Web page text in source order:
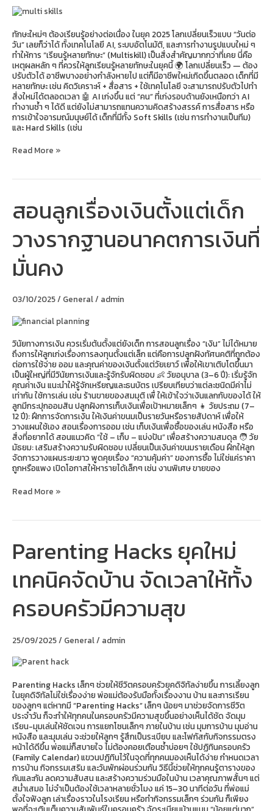
ทักษะใหม่ๆ ต้องเรียนรู้อย่างต่อเนื่อง ในยุค 2025 โลกเปลี่ยนเร็วแบบ “วันต่อ
วัน” เลยก็ว่าได้ ทั้งเทคโนโลยี AI, ระบบอัตโนมัติ, และการทำงานรูปแบบใหม่ ๆ
ทำให้การ “เรียนรู้หลายทักษะ” (Multiskill) เป็นสิ่งสำคัญมากกว่าที่เคย นี่คือ
เหตุผลหลัก ๆ ที่ควรให้ลูกเรียนรู้หลายทักษะในยุคนี้ 🌍 โลกเปลี่ยนเร็ว — ต้อง
ปรับตัวได้ อาชีพบางอย่างกำลังหายไป แต่ก็มีอาชีพใหม่เกิดขึ้นตลอด เด็กที่มี
หลายทักษะ เช่น คิดวิเคราะห์ + สื่อสาร + ใช้เทคโนโลยี จะสามารถปรับตัวไปทำ
สิ่งใหม่ได้ตลอดเวลา 🤖 AI เก่งขึ้น แต่ “คน” ที่เก่งรอบด้านยังเหนือกว่า AI
ทำงานซ้ำ ๆ ได้ดี แต่ยังไม่สามารถแทนความคิดสร้างสรรค์ การสื่อสาร หรือ
การเข้าใจอารมณ์มนุษย์ได้ เด็กที่มีทั้ง Soft Skills (เช่น การทำงานเป็นทีม)
และ Hard Skills (เช่น
ใน
2025?
Read More »
สอนลูกเรื่องเงินตั้งแต่เด็ก
วางรากฐานอนาคตการเงินที่
มั่นคง
03/10/2025/ General/ admin
วินัยทางการเงิน ควรเริ่มต้นตั้งแต่ยังเด็ก การสอนลูกเรื่อง “เงิน” ไม่ได้หมาย
ถึงการให้ลูกเก่งเรื่องการลงทุนตั้งแต่เล็ก แต่คือการปลูกฝังทัศนคติที่ถูกต้อง
ต่อการใช้จ่าย ออม และคุณค่าของเงินตั้งแต่วัยเยาว์ เพื่อให้เขาเติบโตขึ้นมา
เป็นผู้ใหญ่ที่มีวินัยการเงินและรู้จักรับผิดชอบ 👶 วัยอนุบาล (3–6 ปี): เริ่มรู้จัก
คุณค่าเงิน แนะนำให้รู้จักเหรียญและธนบัตร เปรียบเทียบว่าแต่ละชนิดมีค่าไม่
เท่ากัน ใช้การเล่น เช่น ร้านขายของสมมุติ เพื่ ให้เข้าใจว่าเงินแลกกับของได้ ให้
ลูกมีกระปุกออมสิน ปลูกฝังการเก็บเงินเพื่อเป้าหมายเล็กๆ 👧 วัยประถม (7–
12 ปี): ฝึกการจัดการเงิน ให้เงินค่าขนมเป็นรายวันหรือรายสัปดาห์ เพื่อให้
วางแผนใช้เอง สอนเรื่องการออม เช่น เก็บเงินเพื่อซื้อของเล่น หนังสือ หรือ
สิ่งที่อยากได้ สอนแนวคิด “ใช้ – เก็บ – แบ่งปัน” เพื่อสร้างความสมดุล 🧑 วัย
มัธยม: เสริมสร้างความรับผิดชอบ เปลี่ยนเป็นเงินค่าขนมรายเดือน ฝึกให้ลูก
จัดการวางแผนระยะยาว พูดคุยเรื่อง “ความคุ้มค่า” ของการซื้อ ไม่ใช่แค่ราคา
ถูกหรือแพง เปิดโอกาสให้หารายได้เล็กๆ เช่น งานพิเศษ ขายของ
ลูก
เรื่อง
ตั้งแต่
เด็ก
วาง
รากฐาน
การ
เงิน
ที่
มั่นคง
Read More »
Parenting Hacks ยุคใหม่
เทคนิคจัดบ้าน จัดเวลาให้ทั้ง
ครอบครัวมีความสุข
25/09/2025/ General/ admin
Parenting Hacks เล็กๆ ช่วยให้ชีวิตครอบครัวยุคดิจิทัลง่ายขึ้น การเลี้ยงลูก
ในยุคดิจิทัลไม่ใช่เรื่องง่าย พ่อแม่ต้องรับมือทั้งเรื่องงาน บ้าน และการเรียน
ของลูกๆ แต่หากมี “Parenting Hacks” เล็กๆ น้อยๆ มาช่วยจัดการชีวิต
ประจำวัน ก็จะทำให้ทุกคนในครอบครัวมีความสุขขึ้นอย่างเห็นได้ชัด จัดมุม
เรียน-มุมเล่นให้ชัดเจน การแยกโซนเล็กๆ ภายในบ้าน เช่น มุมการบ้าน มุมอ่าน
หนังสือ และมุมเล่น จะช่วยให้ลูกๆ รู้สึกเป็นระเบียบ และโฟกัสกับกิจกรรมตรง
หน้าได้ดีขึ้น พ่อแม่ก็สบายใจ ไม่ต้องคอยเตือนซ้ำบ่อยๆ ใช้ปฏิทินครอบครัว
(Family Calendar) แขวนปฏิทินไว้ในจุดที่ทุกคนมองเห็นได้ง่าย กำหนดเวลา
การบ้าน กิจกรรมเสริม และวันพักผ่อนร่วมกัน วิธีนี้ช่วยให้ทุกคนรู้ตารางของ
กันและกัน ลดความสับสน และสร้างความร่วมมือในบ้าน เวลาคุณภาพสั้นๆ แต่
สม่ำเสมอ ไม่จำเป็นต้องใช้เวลาหลายชั่วโมง แค่ 15–30 นาทีต่อวัน ที่พ่อแม่
ตั้งใจฟังลูก เล่าเรื่องราวในโรงเรียน หรือทำกิจกรรมเล็กๆ ร่วมกัน ก็เพียง
Parenting
Hacks
ยุค
ใหม่
เทคนิค
บ้าน
จัด
ให้
ทั้ง
ครอบครัว
มี
สุข